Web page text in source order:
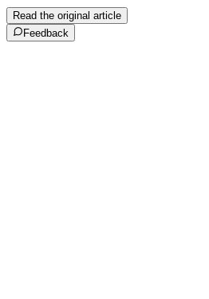
Read the original article
Feedback